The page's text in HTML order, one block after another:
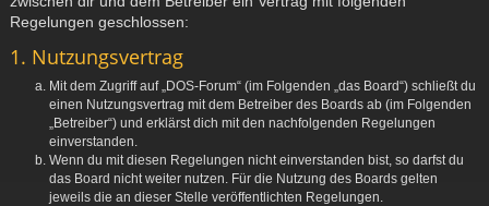
Regelungen geschlossen:
1. Nutzungsvertrag
Mit dem Zugriff auf „DOS-Forum“ (im Folgenden „das Board“) schließt du
einen Nutzungsvertrag mit dem Betreiber des Boards ab (im Folgenden
„Betreiber“) und erklärst dich mit den nachfolgenden Regelungen
einverstanden.
Wenn du mit diesen Regelungen nicht einverstanden bist, so darfst du
das Board nicht weiter nutzen. Für die Nutzung des Boards gelten
jeweils die an dieser Stelle veröffentlichten Regelungen.